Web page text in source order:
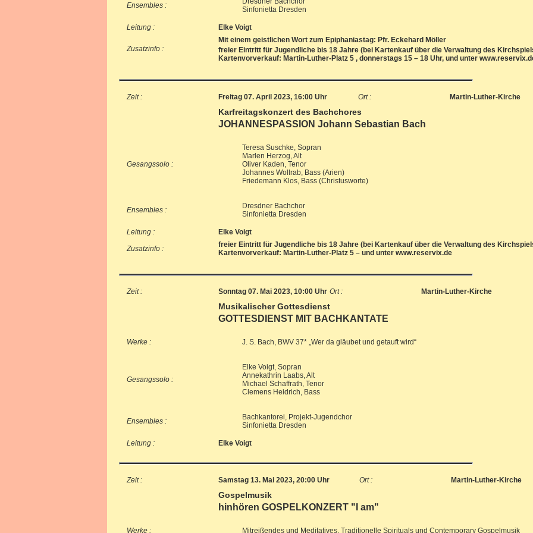
Ensembles :
Sinfonietta Dresden
Leitung : Elke Voigt
Zusatzinfo :
Mit einem geistlichen Wort zum Epiphaniastag: Pfr. Eckehard Möller
freier Eintritt für Jugendliche bis 18 Jahre (bei Kartenkauf über die Verwaltung des
Kartenvorverkauf: Martin-Luther-Platz 5 , donnerstags 15 – 18 Uhr, und unter
Zeit : Freitag 07. April 2023, 16:00 Uhr Ort : Martin-Luther-Kirche
Karfreitagskonzert des Bachchores
JOHANNESPASSION Johann Sebastian Bach
Gesangssolo :
Teresa Suschke, Sopran
Marlen Herzog, Alt
Oliver Kaden, Tenor
Johannes Wollrab, Bass (Arien)
Friedemann Klos, Bass (Christusworte)
Ensembles :
Dresdner Bachchor
Sinfonietta Dresden
Leitung :
Elke Voigt
Zusatzinfo :
freier Eintritt für Jugendliche bis 18 Jahre (bei Kartenkauf über die Verwaltung des
Kartenvorverkauf: Martin-Luther-Platz 5 – und unter www.reservix.de
Zeit : Sonntag 07. Mai 2023, 10:00 Uhr Ort : Martin-Luther-Kirche
Musikalischer Gottesdienst
GOTTESDIENST MIT BACHKANTATE
Werke : J. S. Bach, BWV 37* „Wer da gläubet und getauft wird“
Gesangssolo :
Elke Voigt, Sopran
Annekathrin Laabs, Alt
Michael Schaffrath, Tenor
Clemens Heidrich, Bass
Ensembles :
Bachkantorei, Projekt-Jugendchor
Sinfonietta Dresden
Leitung : Elke Voigt
Zeit : Samstag 13. Mai 2023, 20:00 Uhr Ort : Martin-Luther-Kirche
Gospelmusik
hinhören GOSPELKONZERT "I am"
Werke : Mitreißendes und Meditatives, Traditionelle Spirituals und Contemporary Gospelmusik